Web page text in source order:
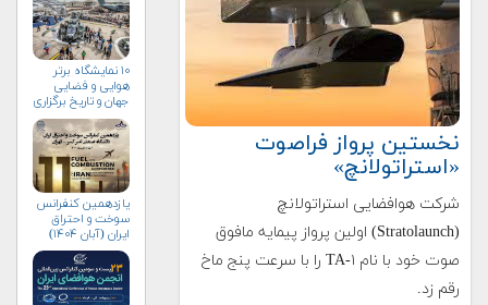
نخستین پرواز فراصوت
«استراتولانچ»
شرکت هوافضایی استراتولانچ
(Stratolaunch) اولین پرواز پیمایه مافوق
صوت خود با نام TA-۱ را با سرعت پنج ماخ
رقم زد.
۱۰ نمایشگاه برتر
هوایی و فضایی
جهان و تاریخ برگزاری
آن‌ها
یازدهمین کنفرانس
سوخت و احتراق
ایران (آبان‌ ۱۴۰۴)